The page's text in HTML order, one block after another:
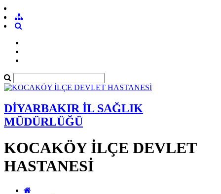
DİYARBAKIR İL SAĞLIK
MÜDÜRLÜĞÜ
KOCAKÖY İLÇE DEVLET
HASTANESİ